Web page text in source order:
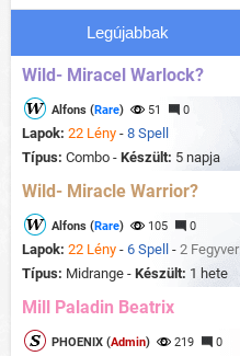
Legújabbak
Wild- Miracel Warlock?
Alfons (Rare) 51 0
Lapok: 22 Lény - 8 Spell
Típus: Combo - Készült: 5 napja
Wild- Miracle Warrior?
Alfons (Rare) 105 0
Lapok: 22 Lény - 6 Spell - 2 Fegyver
Típus: Midrange - Készült: 1 hete
Mill Paladin Beatrix
PHOENIX (Admin) 219 0